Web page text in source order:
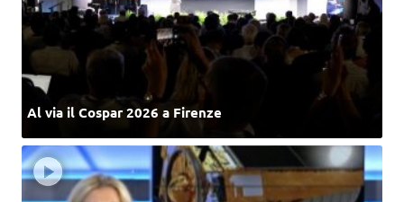
Al via il Cospar 2026 a Firenze